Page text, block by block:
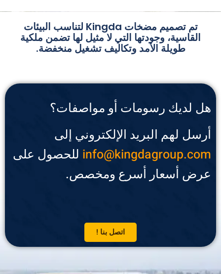
تم تصميم مضخات Kingda لتناسب البيئات
القاسية، وجودتها التي لا مثيل لها تضمن ملكية
طويلة الأمد وتكاليف تشغيل منخفضة.
هل لديك رسومات أو مواصفات؟
أرسل لهم البريد الإلكتروني إلى
info@kingdagroup.com للحصول على
عرض أسعار أسرع ومخصص.
اتصل بنا !